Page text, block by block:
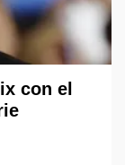
con el